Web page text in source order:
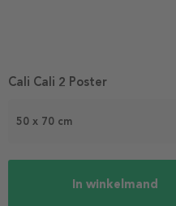
1
50 x 70 cm
In winkelmand
Cali Cali 2 Poster